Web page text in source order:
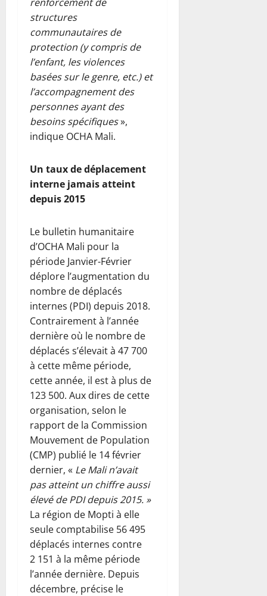
structures
communautaires de
protection (y compris de
l’enfant, les violences
basées sur le genre, etc.) et
l’accompagnement des
personnes ayant des
besoins spécifiques»,
indique OCHA Mali.
Un taux de déplacement
interne jamais atteint
depuis 2015
Le bulletin humanitaire
d’OCHA Mali pour la
période Janvier-Février
déplore l’augmentation du
nombre de déplacés
internes (PDI) depuis 2018.
Contrairement à l’année
dernière où le nombre de
déplacés s’élevait à 47 700
à cette même période,
cette année, il est à plus de
123 500. Aux dires de cette
organisation, selon le
rapport de la Commission
Mouvement de Population
(CMP) publié le 14 février
dernier, « Le Mali n’avait
pas atteint un chiffre aussi
élevé de PDI depuis 2015. »
La région de Mopti à elle
seule comptabilise 56 495
déplacés internes contre
2 151 à la même période
l’année dernière. Depuis
décembre, précise le